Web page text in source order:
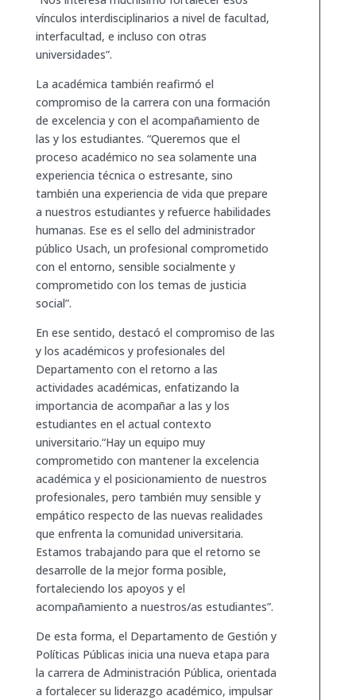
vínculos interdisciplinarios a nivel de facultad,
interfacultad, e incluso con otras
universidades”.
La académica también reafirmó el
compromiso de la carrera con una formación
de excelencia y con el acompañamiento de
las y los estudiantes. “Queremos que el
proceso académico no sea solamente una
experiencia técnica o estresante, sino
también una experiencia de vida que prepare
a nuestros estudiantes y refuerce habilidades
humanas. Ese es el sello del administrador
público Usach, un profesional comprometido
con el entorno, sensible socialmente y
comprometido con los temas de justicia
social”.
En ese sentido, destacó el compromiso de las
y los académicos y profesionales del
Departamento con el retorno a las
actividades académicas, enfatizando la
importancia de acompañar a las y los
estudiantes en el actual contexto
universitario.“Hay un equipo muy
comprometido con mantener la excelencia
académica y el posicionamiento de nuestros
profesionales, pero también muy sensible y
empático respecto de las nuevas realidades
que enfrenta la comunidad universitaria.
Estamos trabajando para que el retorno se
desarrolle de la mejor forma posible,
fortaleciendo los apoyos y el
acompañamiento a nuestros/as estudiantes”.
De esta forma, el Departamento de Gestión y
Políticas Públicas inicia una nueva etapa para
la carrera de Administración Pública, orientada
a fortalecer su liderazgo académico, impulsar